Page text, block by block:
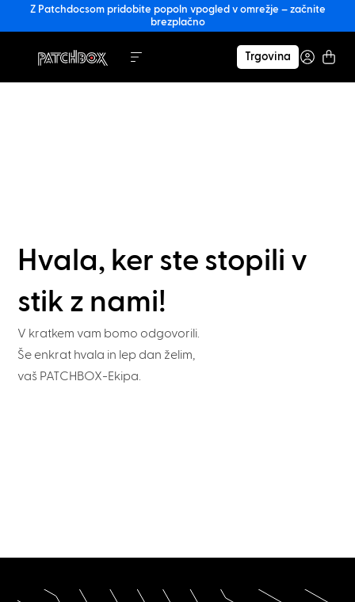
Z Patchdocsom pridobite popoln vpogled v omrežje – začnite
brezplačno
Trgovina
Hvala, ker ste stopili v
stik z nami!
V kratkem vam bomo odgovorili.
Še enkrat hvala in lep dan želim,
vaš PATCHBOX-Ekipa.